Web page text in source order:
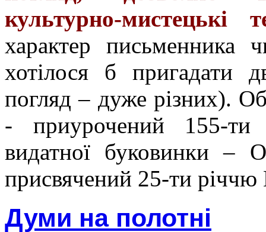
культурно-мистецькі
характер письменника
хотілося б пригадати
погляд – дуже різних).
- приурочений 155-
видатної буковинки –
присвячений 25-ти річчю
Думи на полотні